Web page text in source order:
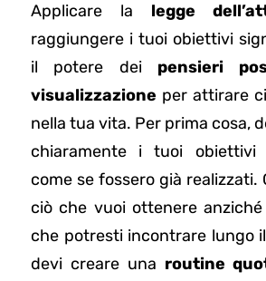
Applicare la legge
raggiungere i tuoi obiettivi
il potere dei pensieri
visualizzazione per attirare
nella tua vita. Per prima cosa,
chiaramente i tuoi obiettivi
come se fossero già realizzati.
ciò che vuoi ottenere
che potresti incontrare lungo
devi creare una routine